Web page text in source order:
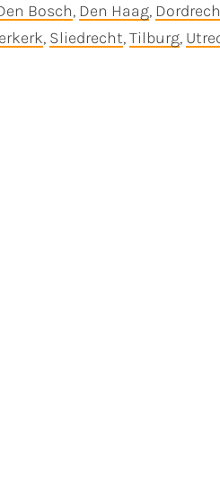
Bosch, Den Haag,
, Sliedrecht,Tilburg,